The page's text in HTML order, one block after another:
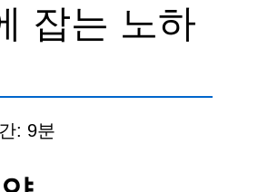
잡는 노하
: 9분